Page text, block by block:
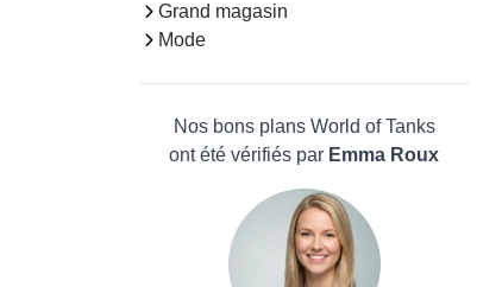
Grand magasin
Mode
Nos bons plans World of Tanks
ont été vérifiés par Emma Roux